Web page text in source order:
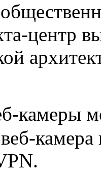
центр
камеры
камера